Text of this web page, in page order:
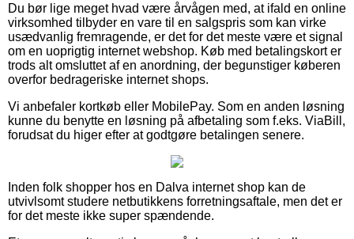
Du bør lige meget hvad være årvågen med, at ifald en online
virksomhed tilbyder en vare til en salgspris som kan virke
usædvanlig fremragende, er det for det meste være et signal
om en uoprigtig internet webshop. Køb med betalingskort er
trods alt omsluttet af en anordning, der begunstiger køberen
overfor bedrageriske internet shops.
Vi anbefaler kortkøb eller MobilePay. Som en anden løsning
kunne du benytte en løsning på afbetaling som f.eks. ViaBill,
forudsat du higer efter at godtgøre betalingen senere.
Inden folk shopper hos en Dalva internet shop kan de
utvivlsomt studere netbutikkens forretningsaftale, men det er
for det meste ikke super spændende.